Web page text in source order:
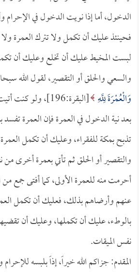
الدخول، أما إذا نويت الدخول في
فحينئذ عليك أن تكمل ولا تترك العمرة
لبست المخيط عليك أن تخلع وعليك أن
والسعي والحلق أو التقصير، لقول الله
وَالْعُمْرَةَ لِلَّهِ
[البقرة:196]، ولو
بعد نية الدخول في العمرة فإن العمرة
تذبح بمكة للفقراء، وعليك أن تكمل
والتقصير أو الحلق ثم تأتي بعمرة أخرى
أحرمت منه للعمرة الأولى، كما أفتى جمع
عنهم وأرضاهم بذلك، فعليك أن تكمل
بالوطء، عليك أن تكملها، وعليك أن
نفس الميقات.
المقدم: جزاكم الله خيراً، إذاً بلبسه للإحرام